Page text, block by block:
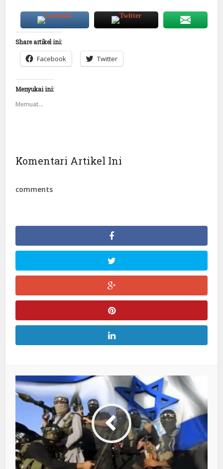
Share artikel ini:
Facebook Twitter
Menyukai ini:
Memuat...
Komentari Artikel Ini
comments